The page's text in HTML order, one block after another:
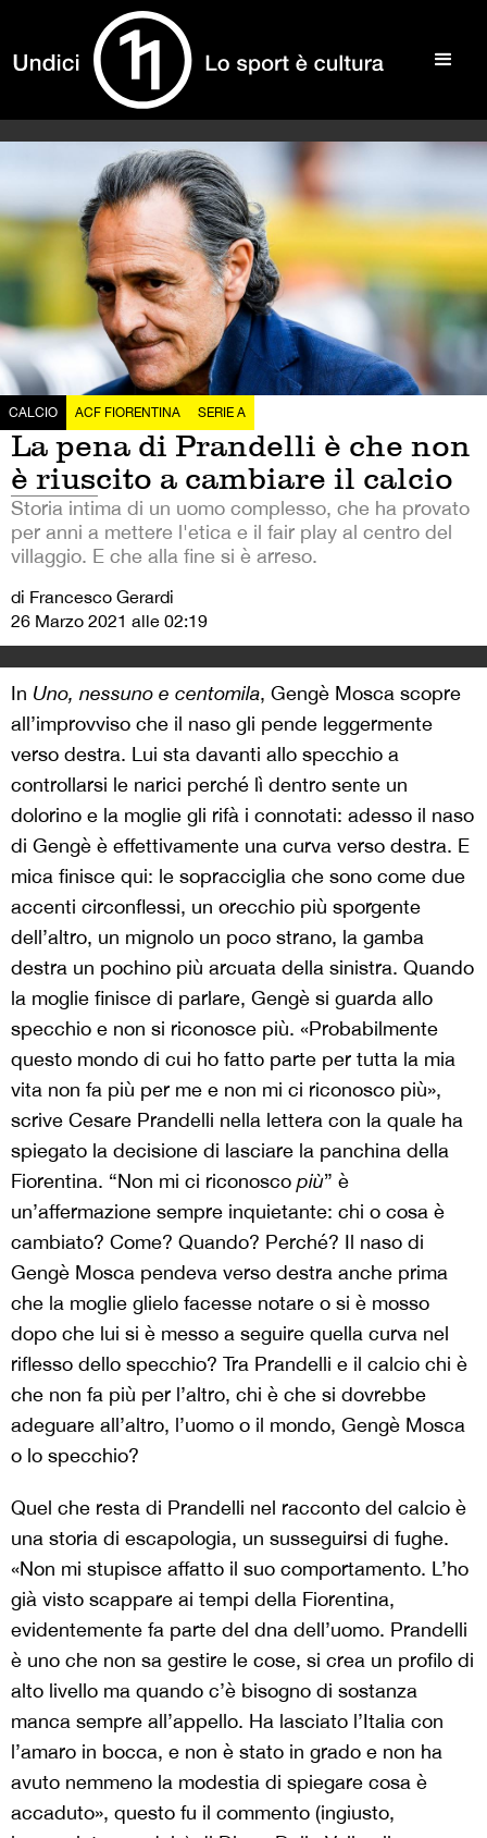
CALCIO ACF FIORENTINA SERIE A
La pena di Prandelli è che non
è riuscito a cambiare il calcio
Storia intima di un uomo complesso, che ha provato
per anni a mettere l'etica e il fair play al centro del
villaggio. E che alla fine si è arreso.
di Francesco Gerardi
26 Marzo 2021 alle 02:19
In Uno, nessuno e centomila, Gengè Mosca scopre
all’improvviso che il naso gli pende leggermente
verso destra. Lui sta davanti allo specchio a
controllarsi le narici perché lì dentro sente un
dolorino e la moglie gli rifà i connotati: adesso il naso
di Gengè è effettivamente una curva verso destra. E
mica finisce qui: le sopracciglia che sono come due
accenti circonflessi, un orecchio più sporgente
dell’altro, un mignolo un poco strano, la gamba
destra un pochino più arcuata della sinistra. Quando
la moglie finisce di parlare, Gengè si guarda allo
specchio e non si riconosce più. «Probabilmente
questo mondo di cui ho fatto parte per tutta la mia
vita non fa più per me e non mi ci riconosco più»,
scrive Cesare Prandelli nella lettera con la quale ha
spiegato la decisione di lasciare la panchina della
Fiorentina. “Non mi ci riconosco più” è
un’affermazione sempre inquietante: chi o cosa è
cambiato? Come? Quando? Perché? Il naso di
Gengè Mosca pendeva verso destra anche prima
che la moglie glielo facesse notare o si è mosso
dopo che lui si è messo a seguire quella curva nel
riflesso dello specchio? Tra Prandelli e il calcio chi è
che non fa più per l’altro, chi è che si dovrebbe
adeguare all’altro, l’uomo o il mondo, Gengè Mosca
o lo specchio?
Quel che resta di Prandelli nel racconto del calcio è
una storia di escapologia, un susseguirsi di fughe.
«Non mi stupisce affatto il suo comportamento. L’ho
già visto scappare ai tempi della Fiorentina,
evidentemente fa parte del dna dell’uomo. Prandelli
è uno che non sa gestire le cose, si crea un profilo di
alto livello ma quando c’è bisogno di sostanza
manca sempre all’appello. Ha lasciato l’Italia con
l’amaro in bocca, e non è stato in grado e non ha
avuto nemmeno la modestia di spiegare cosa è
accaduto», questo fu il commento (ingiusto,